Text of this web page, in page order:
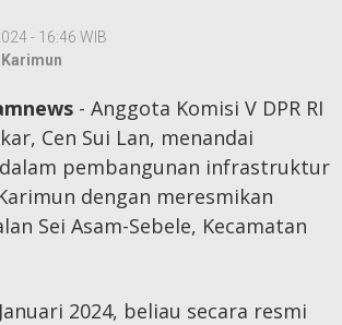
- 16:46 WIB
Karimun
- Anggota Komisi V DPR RI
Cen Sui Lan, menandai
pembangunan infrastruktur
dengan meresmikan
Sei Asam-Sebele, Kecamatan
2024, beliau secara resmi